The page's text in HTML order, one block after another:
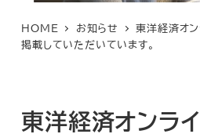
HOME お知らせ
東洋経済オ
掲載していただいています。
東洋経済オンラ